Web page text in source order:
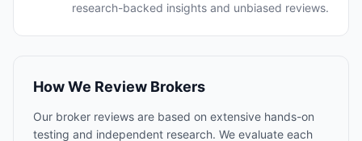
research-backed insights and unbiased reviews.
How We Review Brokers
Our broker reviews are based on extensive hands-on
testing and independent research. We evaluate each